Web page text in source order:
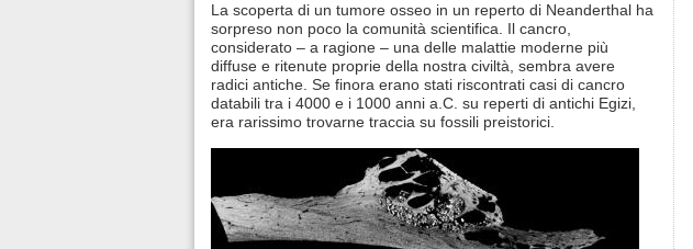
La scoperta di un tumore osseo in un reperto di Neanderthal ha
sorpreso non poco la comunità scientifica. Il cancro,
considerato – a ragione – una delle malattie moderne più
diffuse e ritenute proprie della nostra civiltà, sembra avere
radici antiche. Se finora erano stati riscontrati casi di cancro
databili tra i 4000 e i 1000 anni a.C. su reperti di antichi Egizi,
era rarissimo trovarne traccia su fossili preistorici.